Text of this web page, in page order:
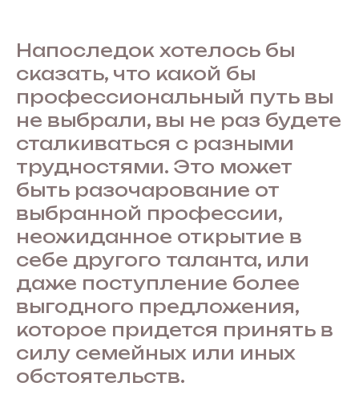
Напоследок хотелось бы
сказать, что какой бы
профессиональный путь вы
не выбрали, вы не раз будете
сталкиваться с разными
трудностями. Это может
быть разочарование от
выбранной профессии,
неожиданное открытие в
себе другого таланта, или
даже поступление более
выгодного предложения,
которое придется принять в
силу семейных или иных
обстоятельств.